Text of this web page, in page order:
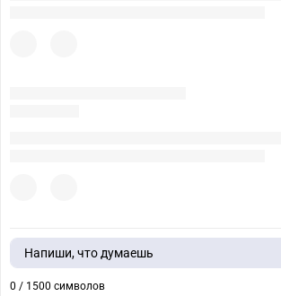
Напиши, что думаешь
0 / 1500 символов